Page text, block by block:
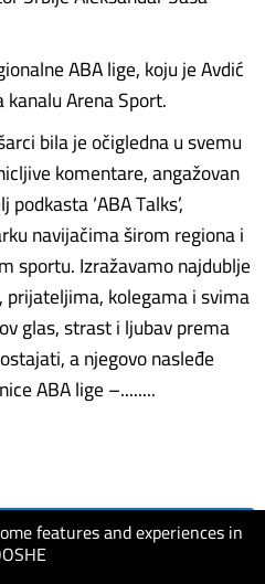
features and experiences in
ABA lige, koju je Avdić
Arena Sport.
bila je očigledna u svemu
komentare, angažovan
‘ABA Talks’,
navijačima širom regiona i
sportu. Izražavamo najdublje
prijateljima, kolegama i svima
glas, strast i ljubav prema
a njegovo nasleđe
ABA lige –........